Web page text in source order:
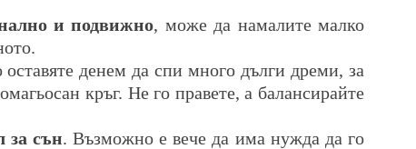
и подвижно, може да намалите малко
оставяте денем да спи много дълги дреми, за
кръг. Не го правете, а балансирайте
за сън. Възможно е вече да има нужда да го